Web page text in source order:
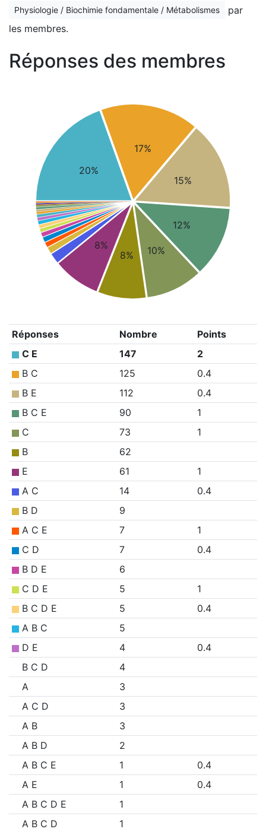
Physiologie / Biochimie fondamentale / Métabolismes
par
les membres.
Réponses des membres
20%
17%
15%
12%
10%
8%
8%
Réponses Nombre
Points
C E
147
2
B C
125
0.4
B E
112
0.4
B C E
90
1
C
73
1
B
62
E
61
1
A C
14
0.4
B D
9
A C E
7
1
C D
7
0.4
B D E
6
C D E
5
1
B C D E
5
0.4
A B C
5
D E
4
0.4
B C D
4
A
3
A C D
3
A B
3
A B D
2
A B C E
1
0.4
A E
1
0.4
A B C D E
1
A B C D
1